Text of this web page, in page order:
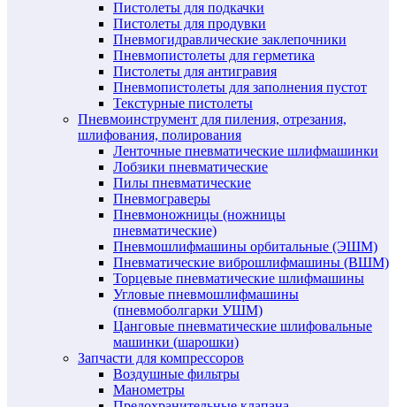
Пистолеты для подкачки
Пистолеты для продувки
Пневмогидравлические заклепочники
Пневмопистолеты для герметика
Пистолеты для антигравия
Пневмопистолеты для заполнения пустот
Текстурные пистолеты
Пневмоинструмент для пиления, отрезания,
шлифования, полирования
Ленточные пневматические шлифмашинки
Лобзики пневматические
Пилы пневматические
Пневмограверы
Пневмоножницы (ножницы
пневматические)
Пневмошлифмашины орбитальные (ЭШМ)
Пневматические виброшлифмашины (ВШМ)
Торцевые пневматические шлифмашины
Угловые пневмошлифмашины
(пневмоболгарки УШМ)
Цанговые пневматические шлифовальные
машинки (шарошки)
Запчасти для компрессоров
Воздушные фильтры
Манометры